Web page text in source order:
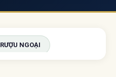
RƯỢU NGOẠI